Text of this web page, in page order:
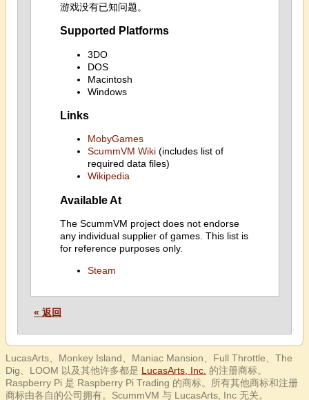
游戏没有已知问题。
Supported Platforms
3DO
DOS
Macintosh
Windows
Links
MobyGames
ScummVM Wiki(includes list of
required data files)
Wikipedia
Available At
The ScummVM project does not endorse
any individual supplier of games. This list is
for reference purposes only.
Steam
« 返回
LucasArts、Monkey Island、Maniac Mansion、Full Throttle、The
Dig、LOOM 以及其他许多都是 LucasArts, Inc. 的注册商标。
Raspberry Pi 是 Raspberry Pi Trading 的商标。所有其他商标和注册
商标由各自的公司拥有。ScummVM 与 LucasArts, Inc 无关。